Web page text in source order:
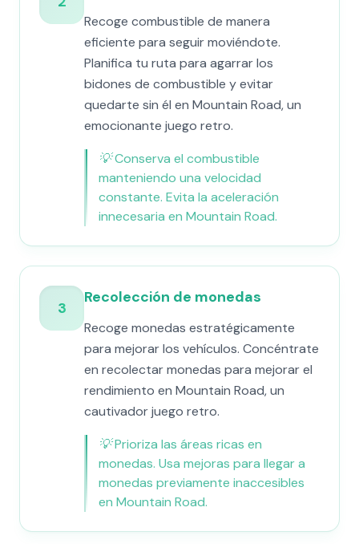
Recoge combustible de manera
eficiente para seguir moviéndote.
Planifica tu ruta para agarrar los
bidones de combustible y evitar
quedarte sin él en Mountain Road, un
emocionante juego retro.
💡Conserva el combustible
manteniendo una velocidad
constante. Evita la aceleración
innecesaria en Mountain Road.
3
Recolección de monedas
Recoge monedas estratégicamente
para mejorar los vehículos. Concéntrate
en recolectar monedas para mejorar el
rendimiento en Mountain Road, un
cautivador juego retro.
💡Prioriza las áreas ricas en
monedas. Usa mejoras para llegar a
monedas previamente inaccesibles
en Mountain Road.